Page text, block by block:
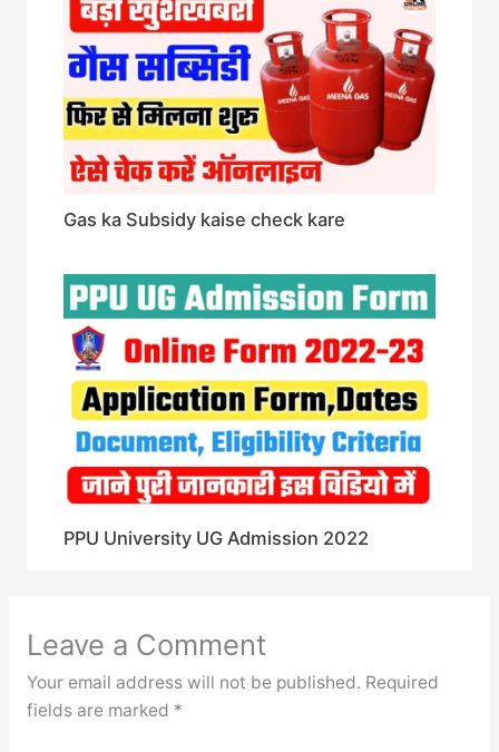
Gas ka Subsidy kaise check kare
PPU University UG Admission 2022
Leave a Comment
Your email address will not be published. Required
fields are marked *